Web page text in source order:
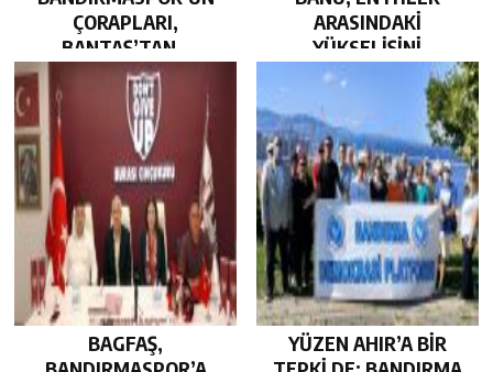
ÇORAPLARI,
BANTAŞ’TAN…
ARASINDAKİ
YÜKSELİŞİNİ
SÜRDÜRDÜ…
BAGFAŞ,
YÜZEN AHIR’A BİR